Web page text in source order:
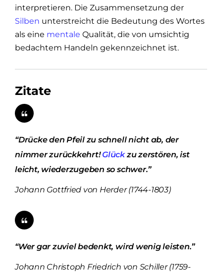
interpretieren. Die Zusammensetzung der
Silben unterstreicht die Bedeutung des Wortes
als eine mentale Qualität, die von umsichtig
bedachtem Handeln gekennzeichnet ist.
Zitate
“Drücke den Pfeil zu schnell nicht ab, der
nimmer zurückkehrt!Glückzu zerstören, ist
leicht, wiederzugeben so schwer.”
Johann Gottfried von Herder (1744-1803)
“Wer gar zuviel bedenkt, wird wenig leisten.”
Johann Christoph Friedrich von Schiller (1759-